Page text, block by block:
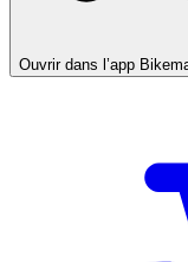
Ouvrir dans l’app